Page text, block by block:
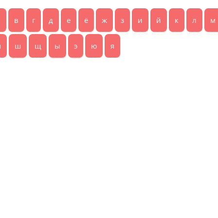
в г д е ё ж з и й к л м
ш щ ы э ю я